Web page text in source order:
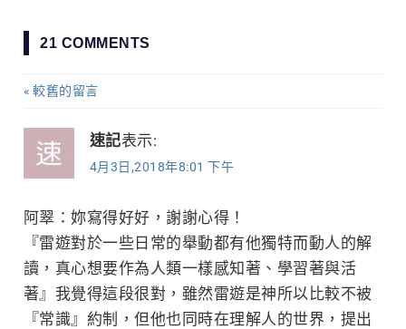
導
覽
21 COMMENTS
留
言
導
覽
較舊的留言
速記表示:
4月3日,2018年8:01 下午
阿翠：妳寫得好好，謝謝心得！
『雷遊對於一些日常的舉動都有他獨特而動人的解
讀，真心想要作為人類一樣感知著、學習著與活
著』我覺得這段很對，雖然雷遊是神所以比較不被
『常識』約制，但他也同時在理解人的世界，提出